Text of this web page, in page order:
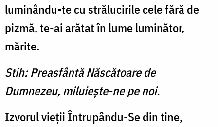
luminându-te cu strălucirile cele fără de
pizmă, te-ai arătat în lume luminător,
mărite.
Stih: Preasfântă Născătoare de
Dumnezeu, miluieşte-ne pe noi.
Izvorul vieţii Întrupându-Se din tine,